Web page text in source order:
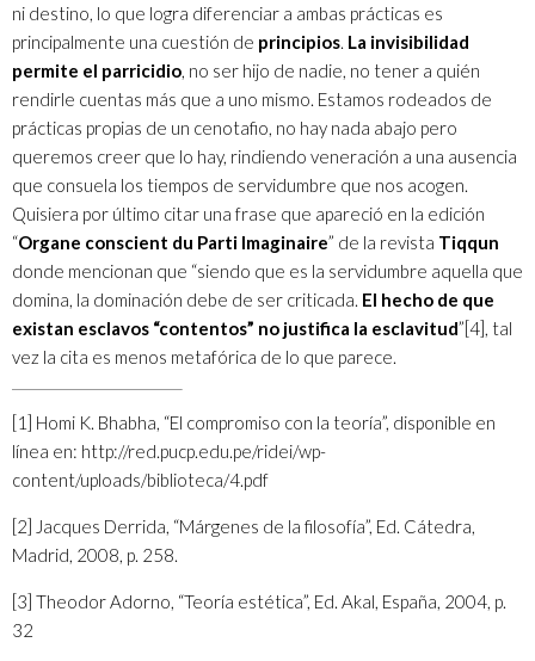
ni destino, lo que logra diferenciar a ambas prácticas es
principalmente una cuestión de principios. La invisibilidad
permite el parricidio, no ser hijo de nadie, no tener a quién
rendirle cuentas más que a uno mismo. Estamos rodeados de
prácticas propias de un cenotafio, no hay nada abajo pero
queremos creer que lo hay, rindiendo veneración a una ausencia
que consuela los tiempos de servidumbre que nos acogen.
Quisiera por último citar una frase que apareció en la edición
“Organe conscient du Parti Imaginaire” de la revista Tiqqun
donde mencionan que “siendo que es la servidumbre aquella que
domina, la dominación debe de ser criticada. El hecho de que
existan esclavos “contentos” no justifica la esclavitud”[4], tal
vez la cita es menos metafórica de lo que parece.
[1] Homi K. Bhabha, “El compromiso con la teoría”, disponible en
línea en: http://red.pucp.edu.pe/ridei/wp-
content/uploads/biblioteca/4.pdf
[2] Jacques Derrida, “Márgenes de la filosofía”, Ed. Cátedra,
Madrid, 2008, p. 258.
[3] Theodor Adorno, “Teoría estética”, Ed. Akal, España, 2004, p.
32